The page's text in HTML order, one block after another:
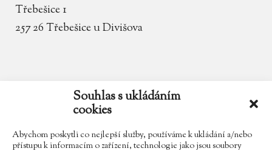
Souhlas s ukládáním
cookies
Abychom poskytli co nejlepší služby, používáme k ukládání a/nebo
přístupu k informacím o zařízení, technologie jako jsou soubory
Třebešice 1
257 26 Třebešice u Divišova
zamek.trebesice@volny.cz
602 354 467